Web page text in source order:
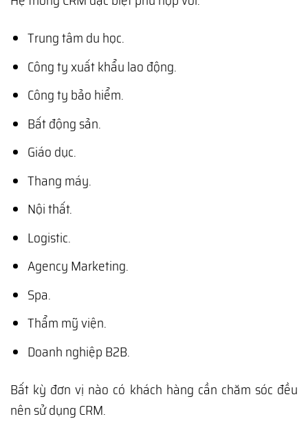
Trung tâm du học.
Công ty xuất khẩu lao động.
Công ty bảo hiểm.
Bất động sản.
Giáo dục.
Thang máy.
Nội thất.
Logistic.
Agency Marketing.
Spa.
Thẩm mỹ viện.
Doanh nghiệp B2B.
Bất kỳ đơn vị nào có khách hàng cần chăm sóc đều
nên sử dụng CRM.